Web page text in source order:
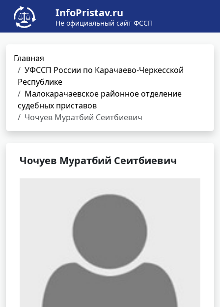
InfoPristav.ru
Не официальный сайт ФССП
Главная
УФССП России по Карачаево-Черкесской
Республике
Малокарачаевское районное отделение
судебных приставов
Чочуев Муратбий Сеитбиевич
Чочуев Муратбий Сеитбиевич